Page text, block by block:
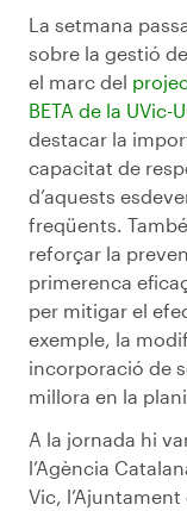
La setmana
sobre la gestió
el marc del
BETA de la UVic-
destacar la
capacitat de
d’aquests
freqüents.
reforçar la
primerenca
per mitigar el
exemple, la
incorporació de
millora en la
A la jornada hi
l’Agència
Vic,